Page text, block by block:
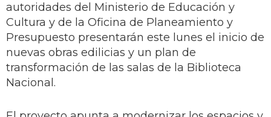
autoridades del Ministerio de Educación y
Cultura y de la Oficina de Planeamiento y
Presupuesto presentarán este lunes el inicio de
nuevas obras edilicias y un plan de
transformación de las salas de la Biblioteca
Nacional.